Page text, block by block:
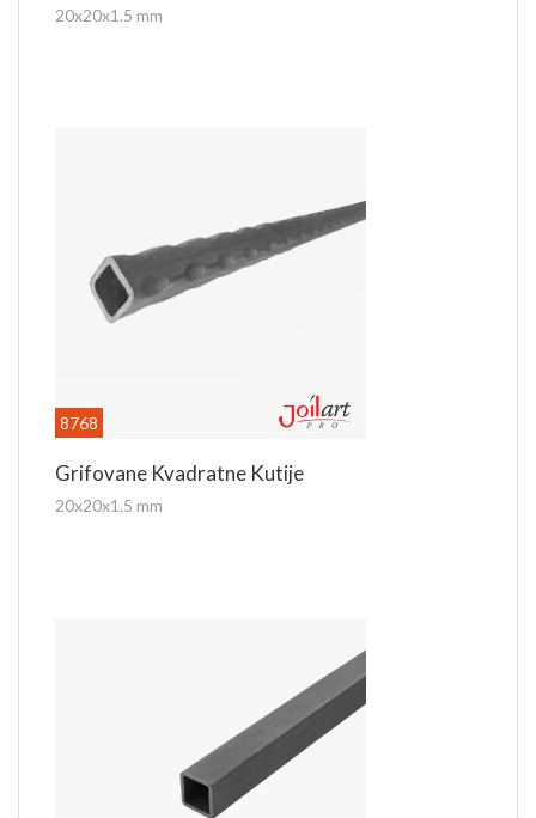
20x20x1.5 mm
8768
Grifovane Kvadratne Kutije
20x20x1.5 mm